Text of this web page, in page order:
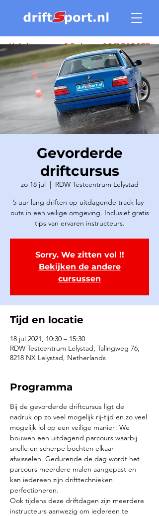
Heb je vragen ? Bel ons:06 11 305 277
Gevorderde
driftcursus
zo 18 jul
  |
RDW Testcentrum Lelystad
5 uur lang driften op uitdagende track lay-
outs in een veilige omgeving. Inclusief gratis
tips van ervaren instructeurs.
Sorry. We zitten vol !!
Bekijken de andere
cursussen
Tijd en locatie
18 jul 2021, 10:30 – 15:30
RDW Testcentrum Lelystad, Talingweg 76,
8218 NX Lelystad, Netherlands
Programma
Bij de gevorderde driftcursus ligt de
nadruk op zo veel mogelijk rij-tijd en zo veel
mogelijk lol op een veilige manier! We
bouwen een uitdagend parcours waarbij
snelle en scherpe bochten elkaar
afwisselen. Gedurende de dag wordt het
parcours meerdere malen aangepast en
kan iedereen zijn drifttechnieken
perfectioneren.
Ook tijdens deze driftdagen zijn meerdere
instructeurs aanwezig om iedereen te